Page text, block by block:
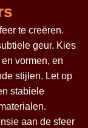
te creëren.
geur. Kies
vormen, en
stijlen. Let op
stabiele
aan de sfeer